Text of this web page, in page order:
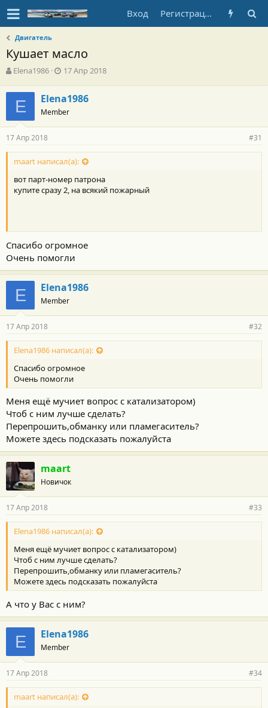
Вход Регистрация
Двигатель
Кушает масло
А
т
о
р
т
е
м
ы
Elena1986
Д
а
н
а
л
а
17 Апр 2018
E Elena1986
Member
17 Апр 2018 #31
maart написал(а):
вот парт-номер патрона
купите сразу 2, на всякий пожарный
Спасибо огромное
Очень помогли
E Elena1986
Member
17 Апр 2018 #32
Elena1986 написал(а):
Спасибо огромное
Очень помогли
Меня ещё мучиет вопрос с катализатором)
Чтоб с ним лучше сделать?
Перепрошить,обманку или пламегаситель?
Можете здесь подсказать пожалуйста
maart
Новичок
17 Апр 2018 #33
Elena1986 написал(а):
Меня ещё мучиет вопрос с катализатором)
Чтоб с ним лучше сделать?
Перепрошить,обманку или пламегаситель?
Можете здесь подсказать пожалуйста
А что у Вас с ним?
E Elena1986
Member
17 Апр 2018 #34
maart написал(а):